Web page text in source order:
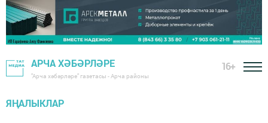
АРЧА ХӘБӘРЛӘРЕ
"Арча хәбәрләре" газетасы - Арча районы
16+
ЯҢАЛЫКЛАР